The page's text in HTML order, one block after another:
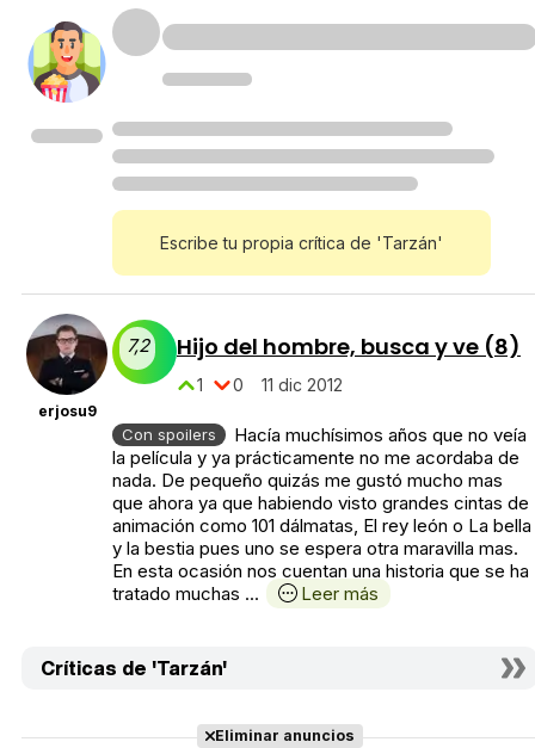
Escribe tu propia crítica de 'Tarzán'
erjosu9
7,2 Hijo del hombre, busca y ve (8)
1 0 11 dic 2012
Con spoilers
Hacía muchísimos años que no veía
la película y ya prácticamente no me acordaba de
nada. De pequeño quizás me gustó mucho mas
que ahora ya que habiendo visto grandes cintas de
animación como 101 dálmatas, El rey león o La bella
y la bestia pues uno se espera otra maravilla mas.
En esta ocasión nos cuentan una historia que se ha
tratado muchas ...
Leer más
Críticas de 'Tarzán'
Eliminar anuncios